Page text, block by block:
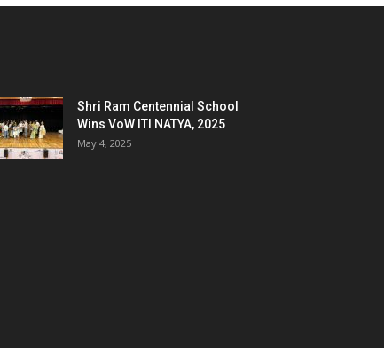
Shri Ram Centennial School
Wins VoW ITI NATYA, 2025
May 4, 2025